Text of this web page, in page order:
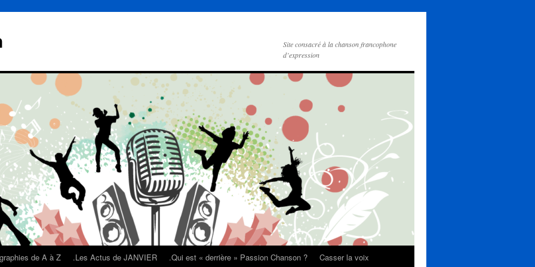
Site consacré à la chanson francophone
d’expression
de A à Z .Les Actus de JANVIER .Qui est « derrière » Passion Chanson ?
Casser la voix